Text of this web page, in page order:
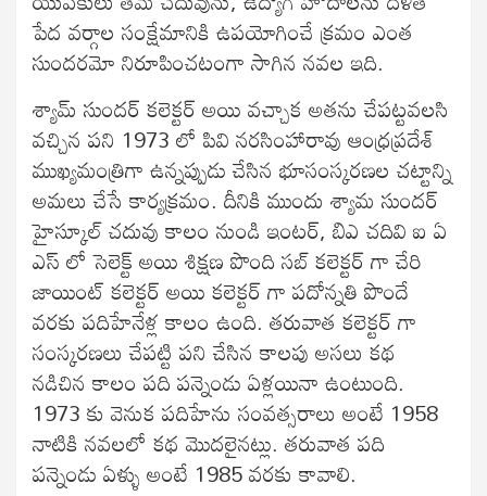
పేద వర్గాల సంక్షేమానికి ఉపయోగించే క్రమం ఎంత
సుందరమో నిరూపించటంగా సాగిన నవల ఇది.
శ్యామ్ సుందర్ కలెక్టర్ అయి వచ్చాక అతను చేపట్టవలసి
వచ్చిన పని 1973 లో పివి నరసింహారావు ఆంధ్రప్రదేశ్
ముఖ్యమంత్రిగా ఉన్నప్పుడు చేసిన భూసంస్కరణల చట్టాన్ని
అమలు చేసే కార్యక్రమం. దీనికి ముందు శ్యామ సుందర్
హైస్కూల్ చదువు కాలం నుండి ఇంటర్, బిఎ చదివి ఐ ఏ
ఎస్ లో సెలెక్ట్ అయి శిక్షణ పొంది సబ్ కలెక్టర్ గా చేరి
జాయింట్ కలెక్టర్ అయి కలెక్టర్ గా పదోన్నతి పొందే
వరకు పదిహేనేళ్ల కాలం ఉంది. తరువాత కలెక్టర్ గా
సంస్కరణలు చేపట్టి పని చేసిన కాలపు అసలు కథ
నడిచిన కాలం పది పన్నెండు ఏళ్లయినా ఉంటుంది.
1973 కు వెనుక పదిహేను సంవత్సరాలు అంటే 1958
నాటికి నవలలో కథ మొదలైనట్లు. తరువాత పది
పన్నెండు ఏళ్ళు అంటే 1985 వరకు కావాలి.